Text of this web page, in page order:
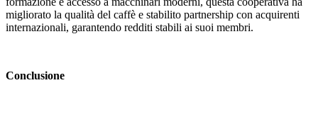
migliorato la qualità del caffè e stabilito partnership con acquirenti
internazionali, garantendo redditi stabili ai suoi membri.
Conclusione